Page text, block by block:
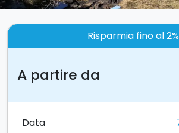
Risparmia fino al 2%
A partire da
Data